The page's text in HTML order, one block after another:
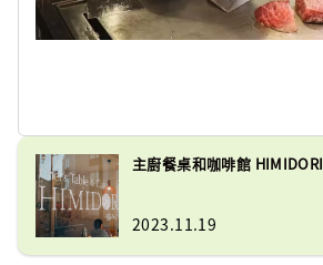
主廚餐桌和咖啡館 HIMIDORI
2023.11.19